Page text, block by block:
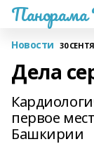
Панорама
Новости 30
Дела
первое
Башкирии